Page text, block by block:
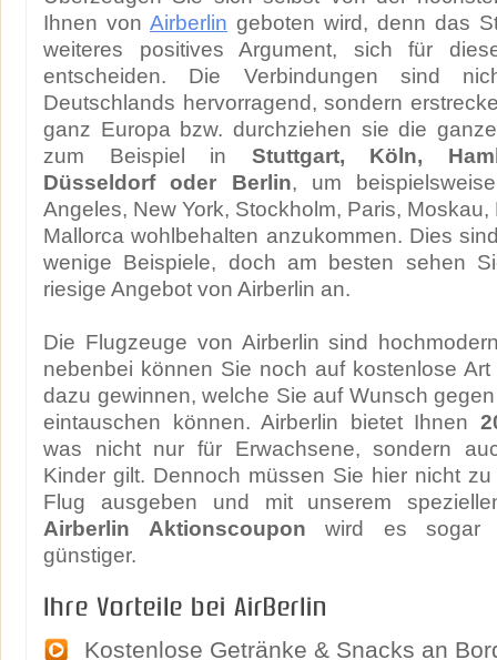
Ihnen von Airberlin geboten wird, denn das
weiteres positives Argument, sich für
entscheiden. Die Verbindungen sind
Deutschlands hervorragend, sondern
ganz Europa bzw. durchziehen sie die
zum Beispiel in Stuttgart, Köln,
Düsseldorf oder Berlin, um
Angeles, New York, Stockholm, Paris,
Mallorca wohlbehalten anzukommen. Dies
wenige Beispiele, doch am besten sehen
riesige Angebot von Airberlin an.
Die Flugzeuge von Airberlin sind
nebenbei können Sie noch auf kostenlose
dazu gewinnen, welche Sie auf Wunsch
eintauschen können. Airberlin bietet Ihnen
was nicht nur für Erwachsene, sondern
Kinder gilt. Dennoch müssen Sie hier nicht
Flug ausgeben und mit unserem
Airberlin Aktionscoupon wird es sogar
günstiger.
Ihre Vorteile bei AirBerlin
Kostenlose Getränke & Snacks an